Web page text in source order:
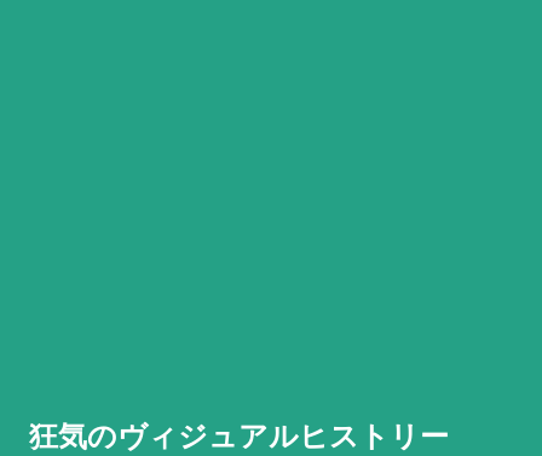
狂気のヴィジュアルヒストリー